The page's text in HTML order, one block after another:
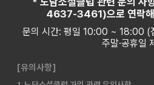
4637-3461)으로 연락해
문의 시간: 평일 10:00 ~ 18:00
주말·공휴일
[유의사항]